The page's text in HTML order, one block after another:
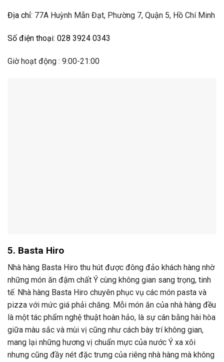
Địa chỉ: 77A Huỳnh Mẫn Đạt, Phường 7, Quận 5, Hồ Chí Minh
Số điện thoại: 028 3924 0343
Giờ hoạt động : 9:00-21:00
5. Basta Hiro
Nhà hàng Basta Hiro thu hút được đông đảo khách hàng nhờ
những món ăn đậm chất Ý cùng không gian sang trọng, tinh
tế. Nhà hàng Basta Hiro chuyên phục vụ các món pasta và
pizza với mức giá phải chăng. Mỗi món ăn của nhà hàng đều
là một tác phẩm nghệ thuật hoàn hảo, là sự cân bằng hài hòa
giữa màu sắc và mùi vị cũng như cách bày trí không gian,
mang lại những hương vị chuẩn mực của nước Ý xa xôi
nhưng cũng đầy nét đặc trưng của riêng nhà hàng mà không